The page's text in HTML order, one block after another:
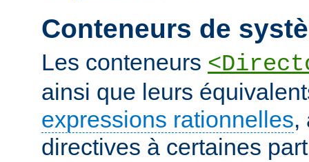
Conteneurs de
Les conteneurs
ainsi que leurs
expressions rationnelles,
directives à certaines